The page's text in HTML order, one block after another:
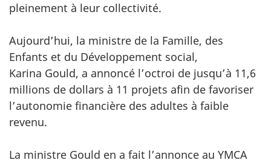
pleinement à leur collectivité.
Aujourd’hui, la ministre de la Famille, des
Enfants et du Développement social,
Karina Gould, a annoncé l’octroi de jusqu’à 11,6
millions de dollars à 11 projets afin de favoriser
l’autonomie financière des adultes à faible
revenu.
La ministre Gould en a fait l’annonce au YMCA